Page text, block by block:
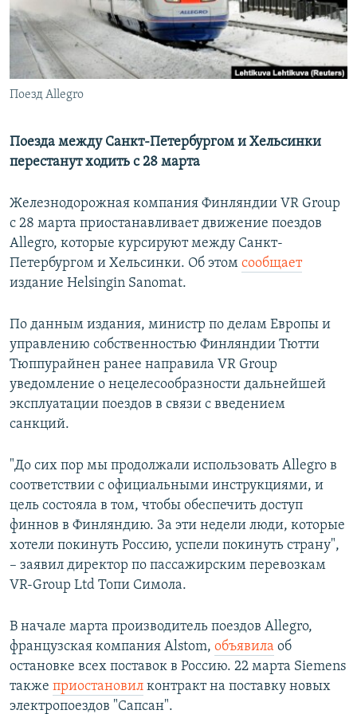
Հայերեն
English
Русский
Поезд Allegro
Поезда между Санкт-Петербургом и Хельсинки
перестанут ходить c 28 марта
Железнодорожная компания Финляндии VR Group
с 28 марта приостанавливает движение поездов
Allegro, которые курсируют между Санкт-
Петербургом и Хельсинки. Об этом сообщает
издание Helsingin Sanomat.
По данным издания, министр по делам Европы и
управлению собственностью Финляндии Тютти
Тюппурайнен ранее направила VR Group
уведомление о нецелесообразности дальнейшей
эксплуатации поездов в связи с введением
санкций.
"До сих пор мы продолжали использовать Allegro в
соответствии с официальными инструкциями, и
цель состояла в том, чтобы обеспечить доступ
финнов в Финляндию. За эти недели люди, которые
хотели покинуть Россию, успели покинуть страну",
– заявил директор по пассажирским перевозкам
VR-Group Ltd Топи Симола.
В начале марта производитель поездов Allegro,
французская компания Alstom, объявила об
остановке всех поставок в Россию. 22 марта Siemens
также приостановил контракт на поставку новых
электропоездов "Сапсан".